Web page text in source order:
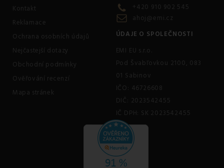
Kontakt
Reklamace
Ochrana osobních údajů
Nejčastejší dotazy
Obchodní podmínky
Ověřování recenzí
Mapa stránek
+420 910 902 545
ahoj@emi.cz
ÚDAJE O SPOLEČNOSTI
EMI EU s.r.o.
Pod Švabľovkou 2100, 083
01 Sabinov
IČO: 46726608
DIČ: 2023542455
IČ DPH: SK 2023542455